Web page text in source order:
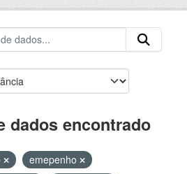
dados encontrado
emepenho